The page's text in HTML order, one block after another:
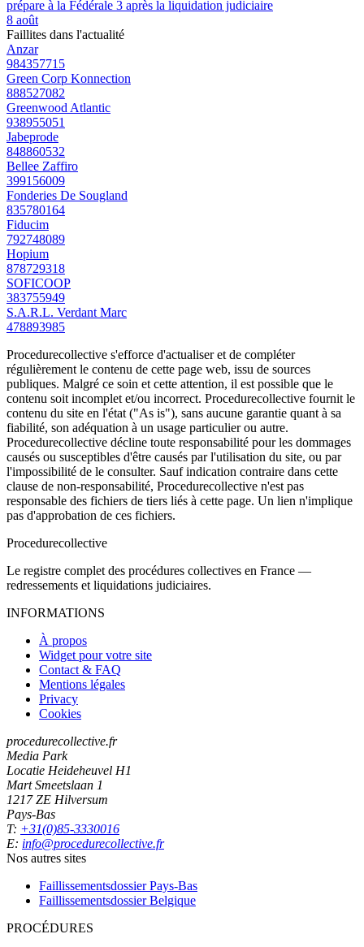
prépare à la Fédérale 3 après la liquidation judiciaire
8 août
Faillites dans l'actualité
Anzar
984357715
Green Corp Konnection
888527082
Greenwood Atlantic
938955051
Jabeprode
848860532
Bellee Zaffiro
399156009
Fonderies De Sougland
835780164
Fiducim
792748089
Hopium
878729318
SOFICOOP
383755949
S.A.R.L. Verdant Marc
478893985
Procedurecollective s'efforce d'actualiser et de compléter
régulièrement le contenu de cette page web, issu de sources
publiques. Malgré ce soin et cette attention, il est possible que le
contenu soit incomplet et/ou incorrect. Procedurecollective fournit le
contenu du site en l'état ("As is"), sans aucune garantie quant à sa
fiabilité, son adéquation à un usage particulier ou autre.
Procedurecollective décline toute responsabilité pour les dommages
causés ou susceptibles d'être causés par l'utilisation du site, ou par
l'impossibilité de le consulter. Sauf indication contraire dans cette
clause de non-responsabilité, Procedurecollective n'est pas
responsable des fichiers de tiers liés à cette page. Un lien n'implique
pas d'approbation de ces fichiers.
Procedurecollective
Le registre complet des procédures collectives en France —
redressements et liquidations judiciaires.
INFORMATIONS
À propos
Widget pour votre site
Contact & FAQ
Mentions légales
Privacy
Cookies
procedurecollective.fr
Media Park
Locatie Heideheuvel H1
Mart Smeetslaan 1
1217 ZE Hilversum
Pays-Bas
T: +31(0)85-3330016
E: info@procedurecollective.fr
Nos autres sites
Faillissementsdossier Pays-Bas
Faillissementsdossier Belgique
PROCÉDURES